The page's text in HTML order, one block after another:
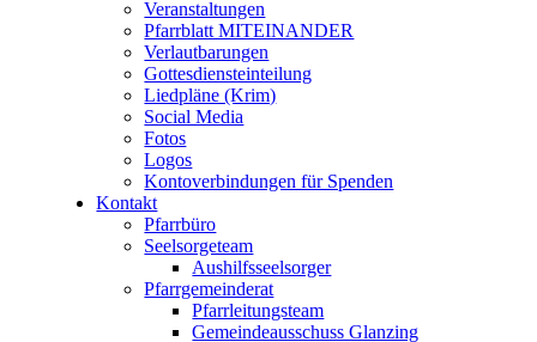
Veranstaltungen
Pfarrblatt MITEINANDER
Verlautbarungen
Gottesdiensteinteilung
Liedpläne (Krim)
Social Media
Fotos
Logos
Kontoverbindungen für Spenden
Kontakt
Pfarrbüro
Seelsorgeteam
Aushilfsseelsorger
Pfarrgemeinderat
Pfarrleitungsteam
Gemeindeausschuss Glanzing